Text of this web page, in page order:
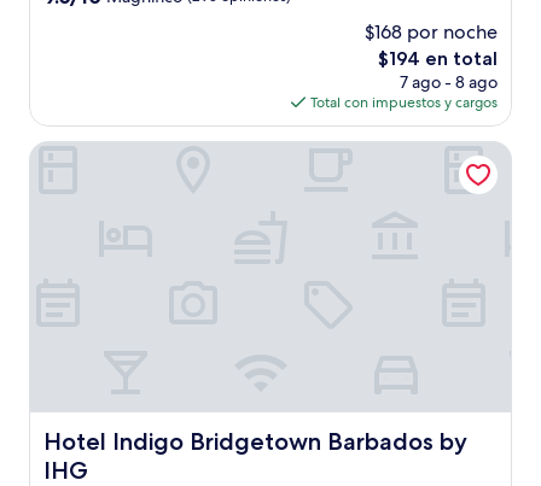
$168 por noche
El
precio
actual
es
de
$194 en total
7 ago - 8 ago
Total con impuestos y cargos
Hotel Indigo Bridgetown Barbados by
IHG
Hotel Indigo Bridgetown Barbados by IHG
Hotel Indigo Bridgetown Barbados by IHG